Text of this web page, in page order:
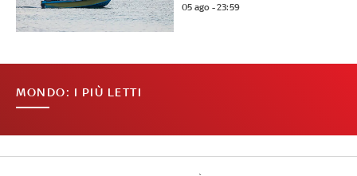
05 ago - 23:59
MONDO: I PIÙ LETTI